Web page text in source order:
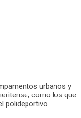
urbanos y
como los que
polideportivo